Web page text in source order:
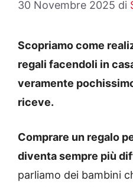
30 Novembre 2025 di
Scopriamo come
regali facendoli in
veramente
riceve.
Comprare un regalo
diventa sempre più
parliamo dei bambini